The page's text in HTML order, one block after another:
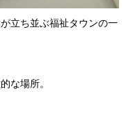
立ち並ぶ福祉タウンの一
な場所。